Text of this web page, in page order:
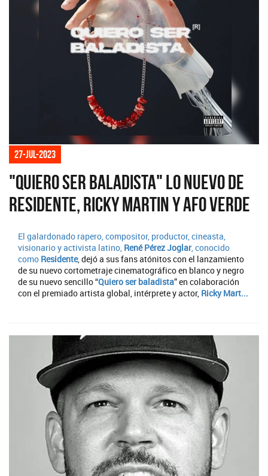
27-jul-2023
"Quiero ser baladista" lo nuevo de
Residente, Ricky Martin y Afo Verde
El galardonado rapero, compositor, productor, cineasta,
visionario y activista latino, René Pérez Joglar, conocido
como Residente, dejó a sus fans atónitos con el lanzamiento
de su nuevo cortometraje cinematográfico en blanco y negro
de su nuevo sencillo “Quiero ser baladista” en colaboración
con el premiado artista global, intérprete y actor, Ricky Mart...